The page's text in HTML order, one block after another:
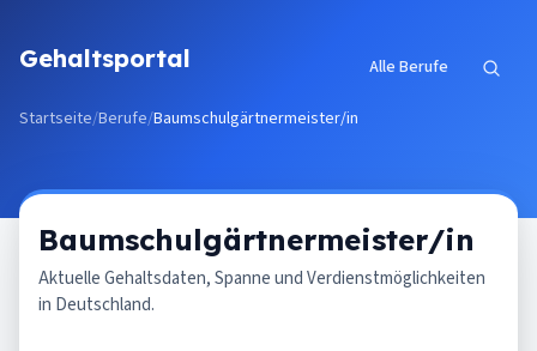
Gehaltsportal Alle Berufe
Startseite/Berufe/Baumschulgärtnermeister/in
Baumschulgärtnermeister/in
Aktuelle Gehaltsdaten, Spanne und Verdienstmöglichkeiten
in Deutschland.